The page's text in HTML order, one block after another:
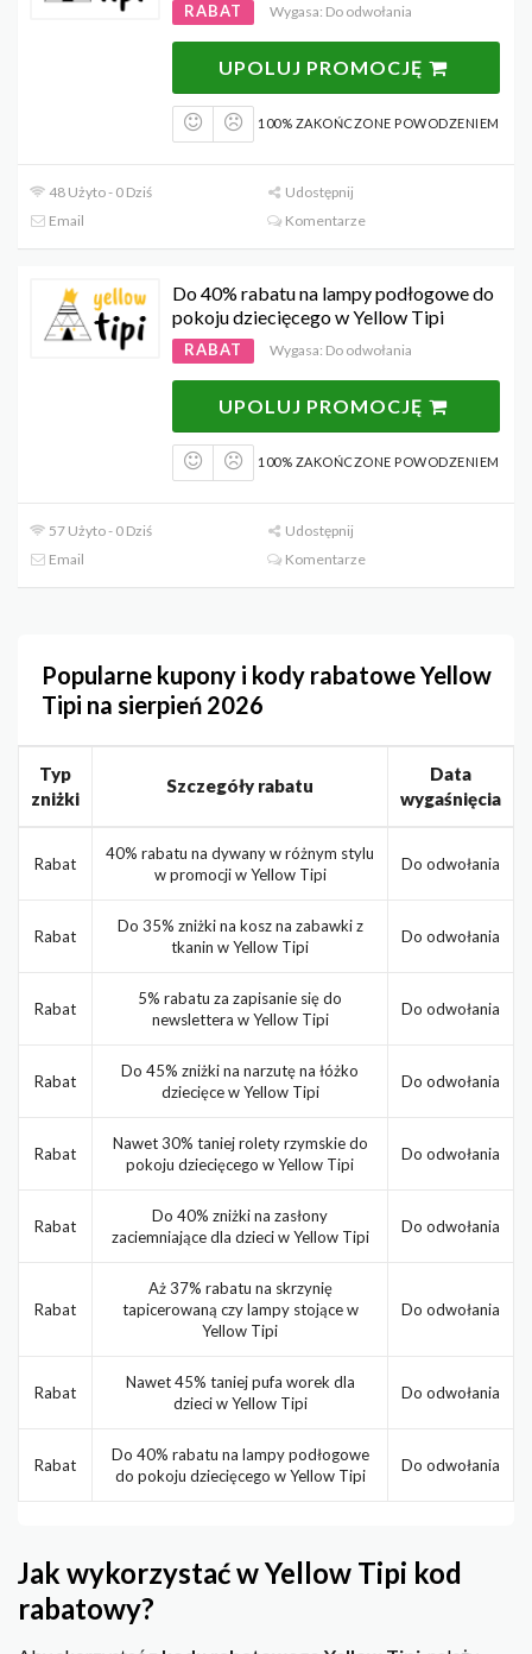
RABAT Wygasa: Do odwołania
UPOLUJ PROMOCJĘ
100% ZAKOŃCZONE POWODZENIEM
48 Użyto - 0 Dziś
Udostępnij
Email
Komentarze
Do 40% rabatu na lampy podłogowe do
pokoju dziecięcego w Yellow Tipi
RABAT Wygasa: Do odwołania
UPOLUJ PROMOCJĘ
100% ZAKOŃCZONE POWODZENIEM
57 Użyto - 0 Dziś
Udostępnij
Email
Komentarze
Popularne kupony i kody rabatowe Yellow
Tipi na sierpień 2026
Typ
zniżki
Szczegóły rabatu
Data
wygaśnięcia
Rabat
40% rabatu na dywany w różnym stylu
w promocji w Yellow Tipi
Do odwołania
Rabat
Do 35% zniżki na kosz na zabawki z
tkanin w Yellow Tipi
Do odwołania
Rabat
5% rabatu za zapisanie się do
newslettera w Yellow Tipi
Do odwołania
Rabat
Do 45% zniżki na narzutę na łóżko
dziecięce w Yellow Tipi
Do odwołania
Rabat
Nawet 30% taniej rolety rzymskie do
pokoju dziecięcego w Yellow Tipi
Do odwołania
Rabat
Do 40% zniżki na zasłony
zaciemniające dla dzieci w Yellow Tipi
Do odwołania
Rabat
Aż 37% rabatu na skrzynię
tapicerowaną czy lampy stojące w
Yellow Tipi
Do odwołania
Rabat
Nawet 45% taniej pufa worek dla
dzieci w Yellow Tipi
Do odwołania
Rabat
Do 40% rabatu na lampy podłogowe
do pokoju dziecięcego w Yellow Tipi
Do odwołania
Jak wykorzystać w Yellow Tipi kod
rabatowy?